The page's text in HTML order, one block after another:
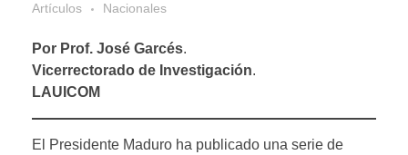
Artículos
Nacionales
Por Prof. José Garcés.
Vicerrectorado de Investigación.
LAUICOM
El Presidente Maduro ha publicado una serie de